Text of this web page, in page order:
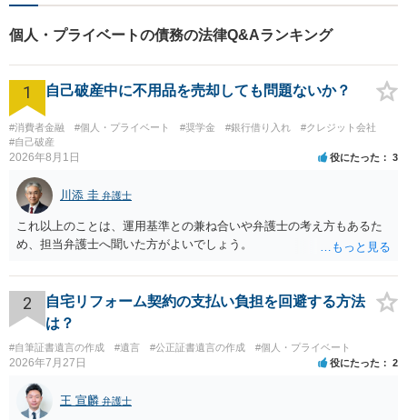
個人・プライベートの債務の法律Q&Aランキング
1 自己破産中に不用品を売却しても問題ないか？
#消費者金融 #個人・プライベート #奨学金 #銀行借り入れ
#クレジット会社
#自己破産
2026年8月1日 役にたった 3
川添 圭 弁護士
これ以上のことは、運用基準との兼ね合いや弁護士の考え方もあるた
め、担当弁護士へ聞いた方がよいでしょう。
2
自宅リフォーム契約の支払い負担を回避する方法
は？
#自筆証書遺言の作成 #遺言 #公正証書遺言の作成 #個人・プライベート
2026年7月27日 役にたった 2
王 宣麟 弁護士